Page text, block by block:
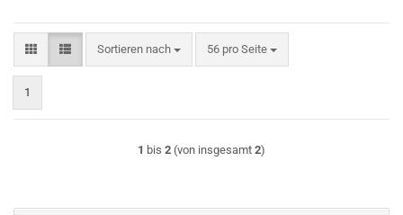
Sortieren nach
Sortieren nach 56 pro Seite
pro Seite
1
1 bis 2 (von insgesamt 2)